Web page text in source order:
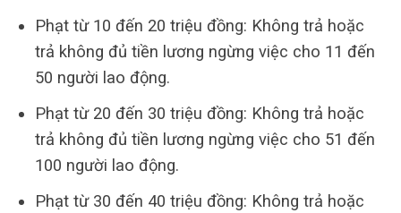
Phạt từ 10 đến 20 triệu đồng: Không trả hoặc
trả không đủ tiền lương ngừng việc cho 11 đến
50 người lao động.
Phạt từ 20 đến 30 triệu đồng: Không trả hoặc
trả không đủ tiền lương ngừng việc cho 51 đến
100 người lao động.
Phạt từ 30 đến 40 triệu đồng: Không trả hoặc